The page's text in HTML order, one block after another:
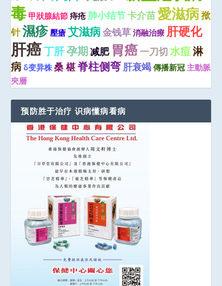
毒 甲狀腺結節 痔疮 肺小结节卡介苗愛滋病揿
针濕疹壓瘡 艾滋病金钱草 消融治療 肝硬化
肝癌丁肝孕期 减肥 胃癌一刀切 水痘淋
病 δ变异株桑 椹脊柱侧弯肝衰竭 傳播新冠 主動脈
夾層
预防胜于治疗 识病懂病看病